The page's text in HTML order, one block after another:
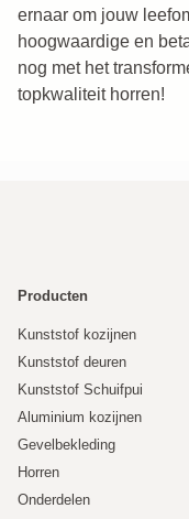
ernaar om jouw
hoogwaardige en
nog met het
topkwaliteit horren!
Producten
Kunststof kozijnen
Kunststof deuren
Kunststof Schuifpui
Aluminium kozijnen
Gevelbekleding
Horren
Onderdelen